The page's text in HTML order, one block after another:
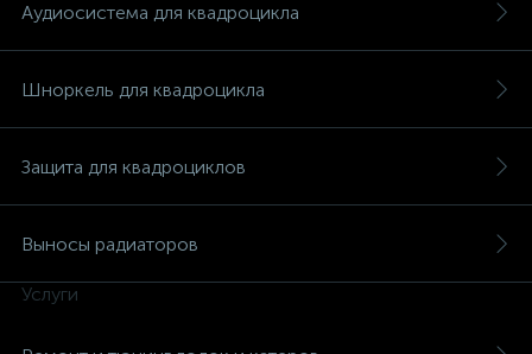
Аудиосистема для квадроцикла
Шноркель для квадроцикла
Защита для квадроциклов
Выносы радиаторов
Услуги